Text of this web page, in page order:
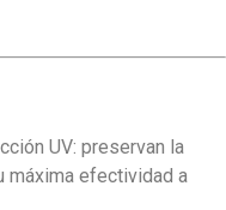
UV: preservan la
máxima efectividad a